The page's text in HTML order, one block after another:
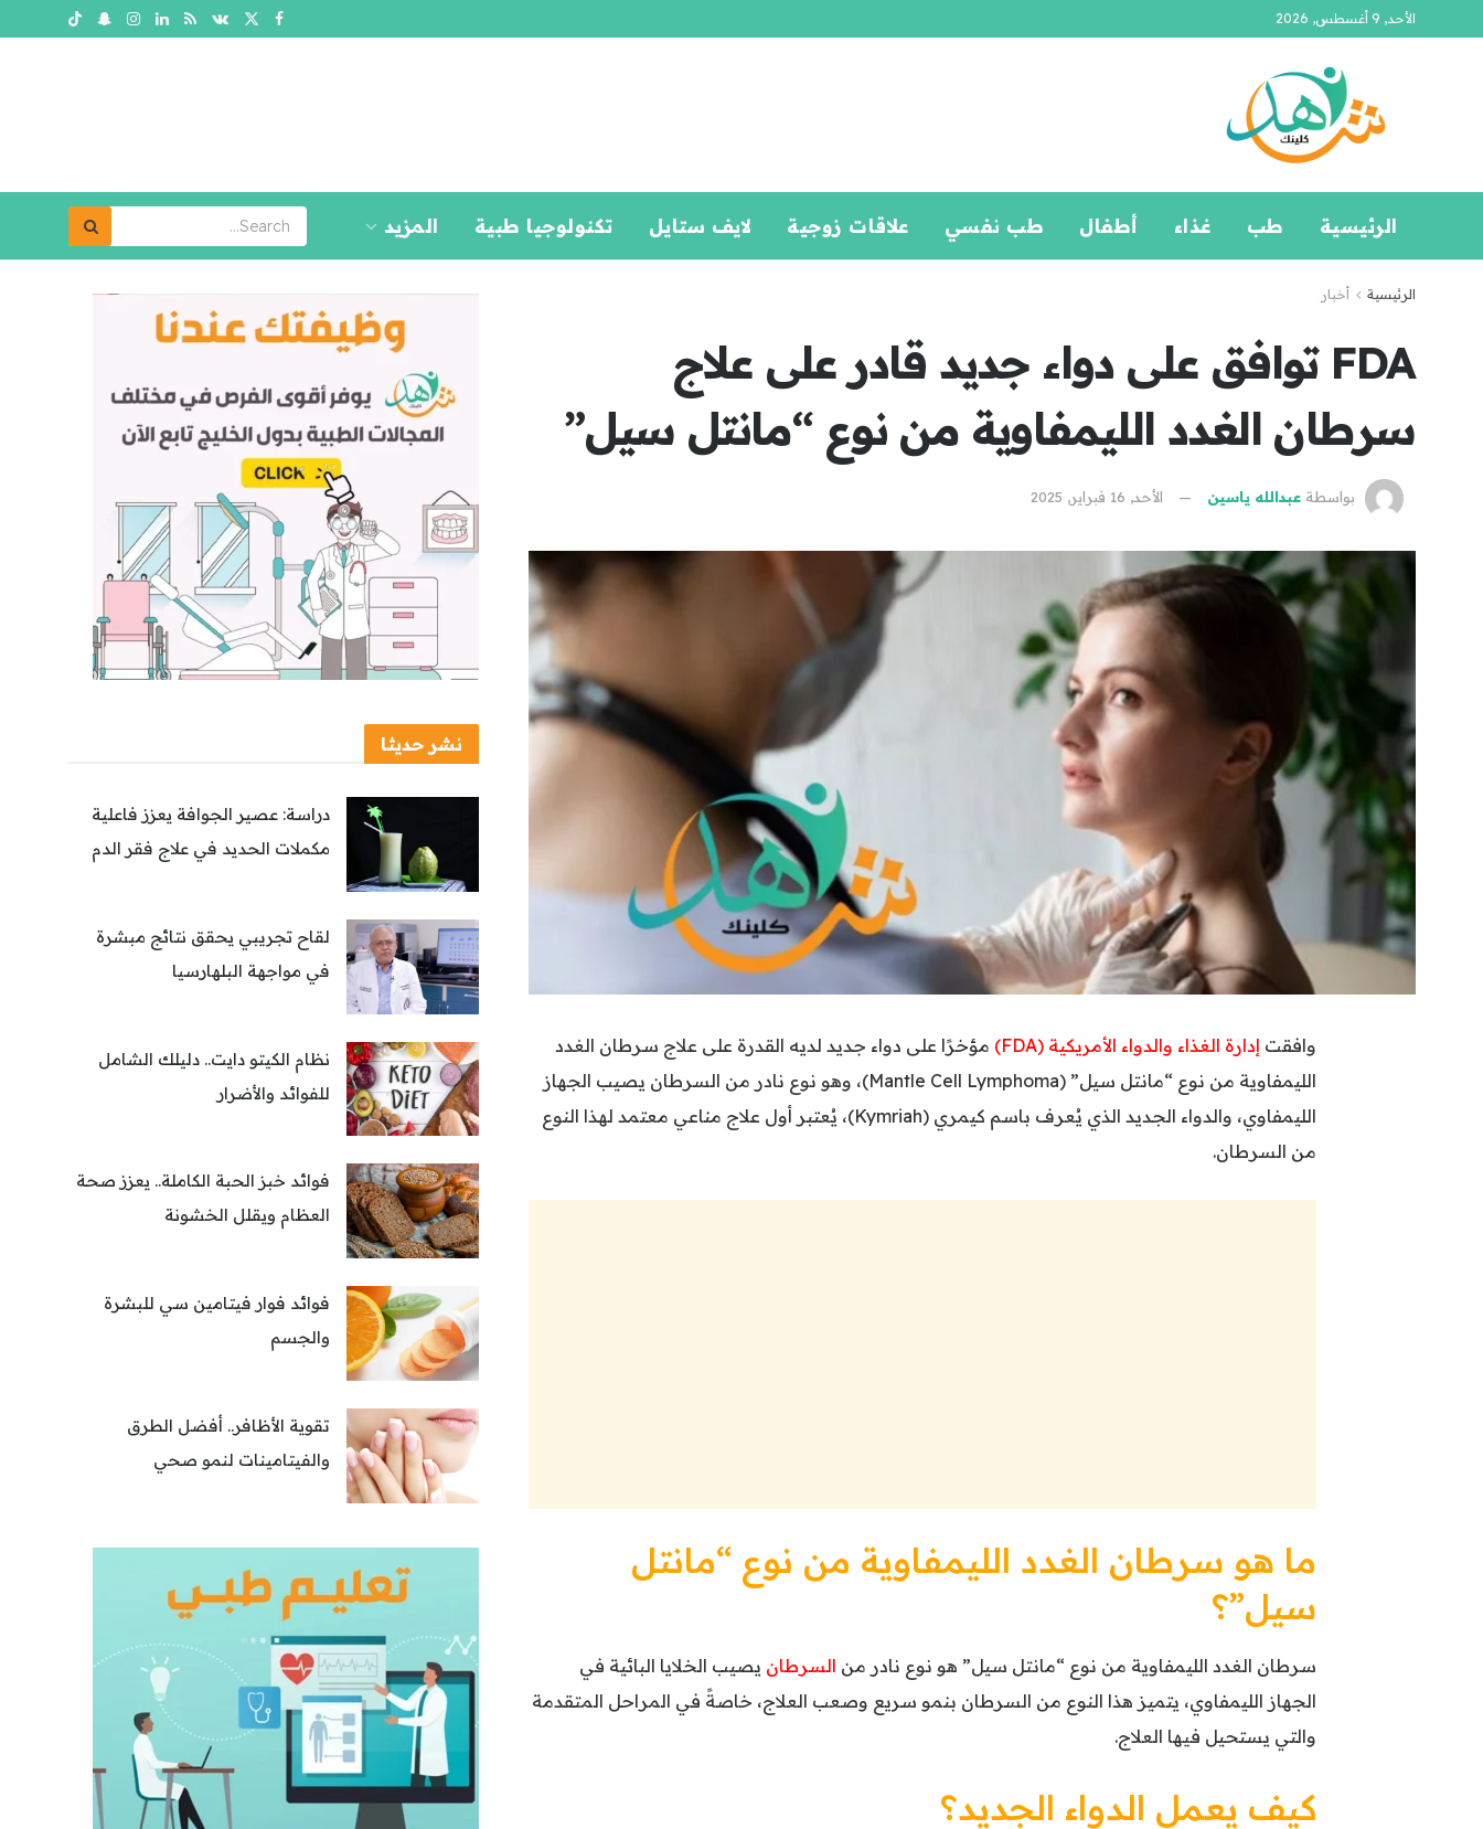
الأحد, 9 أغسطس, 2026
الرئيسية طب غذاء أطفال طب نفسي علاقات زوجية لايف ستايل تكنولوجيا طبية المزيد
الرئيسية أخبار
FDA توافق على دواء جديد قادر على علاج
سرطان الغدد الليمفاوية من نوع “مانتل سيل”
بواسطةعبدالله ياسين الأحد, 16 فبراير, 2025
وافقت إدارة الغذاء والدواء الأمريكية (FDA)
مؤخرًا على دواء جديد لديه القدرة على علاج سرطان الغدد
الليمفاوية من نوع “مانتل سيل” (Mantle Cell Lymphoma)، وهو نوع نادر من السرطان يصيب الجهاز
الليمفاوي، والدواء الجديد الذي يُعرف باسم كيمري (Kymriah)، يُعتبر أول علاج مناعي معتمد لهذا النوع
من السرطان.
ما هو سرطان الغدد الليمفاوية من نوع “مانتل
سيل”؟
سرطان الغدد الليمفاوية من نوع “مانتل سيل” هو نوع نادر من السرطان يصيب الخلايا البائية في
الجهاز الليمفاوي، يتميز هذا النوع من السرطان بنمو سريع وصعب العلاج، خاصةً في المراحل المتقدمة
والتي يستحيل فيها العلاج.
كيف يعمل الدواء الجديد؟
نشر حديثا
دراسة: عصير الجوافة يعزز فاعلية
مكملات الحديد في علاج فقر الدم
لقاح تجريبي يحقق نتائج مبشرة
في مواجهة البلهارسيا
نظام الكيتو دايت.. دليلك الشامل
للفوائد والأضرار
فوائد خبز الحبة الكاملة.. يعزز صحة
العظام ويقلل الخشونة
فوائد فوار فيتامين سي للبشرة
والجسم
تقوية الأظافر.. أفضل الطرق
والفيتامينات لنمو صحي